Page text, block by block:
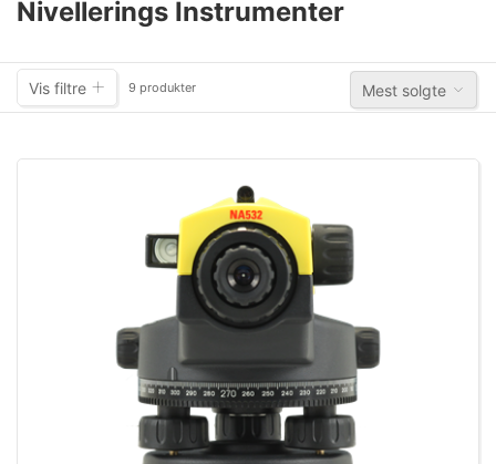
Nivellerings Instrumenter
Vis filtre 9 produkter Mest solgte